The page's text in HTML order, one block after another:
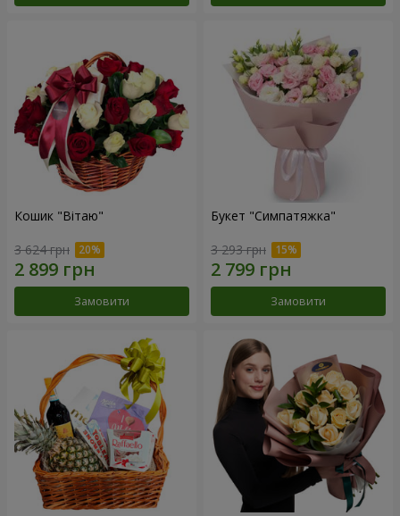
Кошик "Вітаю"
3 624 грн
Замовити
Букет "Симпатяжка"
3 293 грн
Замовити